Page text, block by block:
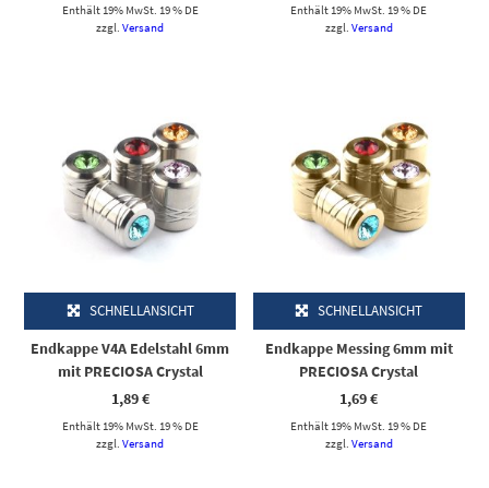
Enthält 19% MwSt. 19 % DE
zzgl.Versand
Enthält 19% MwSt. 19 % DE
zzgl. Versand
SCHNELLANSICHT
Endkappe V4A Edelstahl 6mm
mit PRECIOSA Crystal
1,89€
Enthält 19% MwSt. 19 % DE
zzgl.Versand
SCHNELLANSICHT
Endkappe Messing 6mm mit
PRECIOSA Crystal
1,69€
Enthält 19% MwSt. 19 % DE
zzgl. Versand